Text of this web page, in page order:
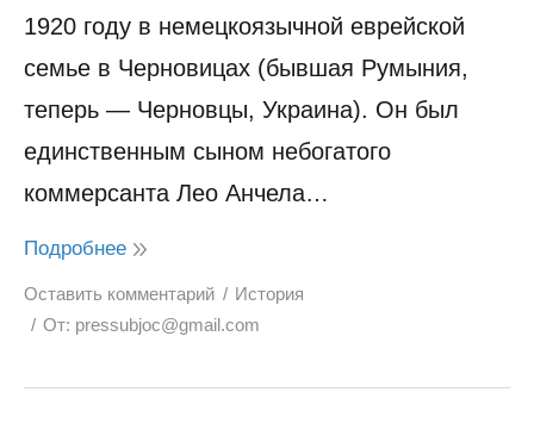
1920 году в немецкоязычной еврейской
семье в Черновицах (бывшая Румыния,
теперь — Черновцы, Украина). Он был
единственным сыном небогатого
коммерсанта Лео Анчела…
Подробнее
Оставить комментарий
История
От: pressubjoc@gmail.com